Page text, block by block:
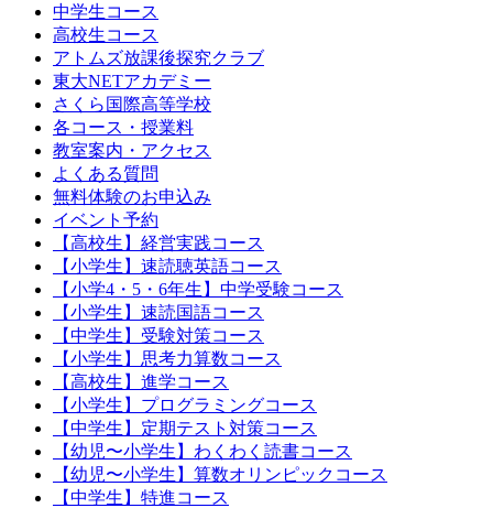
中学生コース
高校生コース
アトムズ放課後探究クラブ
東大NETアカデミー
さくら国際高等学校
各コース・授業料
教室案内・アクセス
よくある質問
無料体験のお申込み
イベント予約
【高校生】経営実践コース
【小学生】速読聴英語コース
【小学4・5・6年生】中学受験コース
【小学生】速読国語コース
【中学生】受験対策コース
【小学生】思考力算数コース
【高校生】進学コース
【小学生】プログラミングコース
【中学生】定期テスト対策コース
【幼児〜小学生】わくわく読書コース
【幼児〜小学生】算数オリンピックコース
【中学生】特進コース